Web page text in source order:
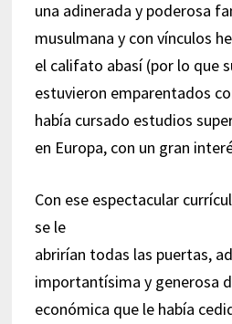
una adinerada y poderosa
musulmana y con vínculos
el califato abasí (por lo que
estuvieron emparentados
había cursado estudios
en Europa, con un gran
Con ese espectacular
se le
abrirían todas las puertas,
importantísima y generosa
económica que le había